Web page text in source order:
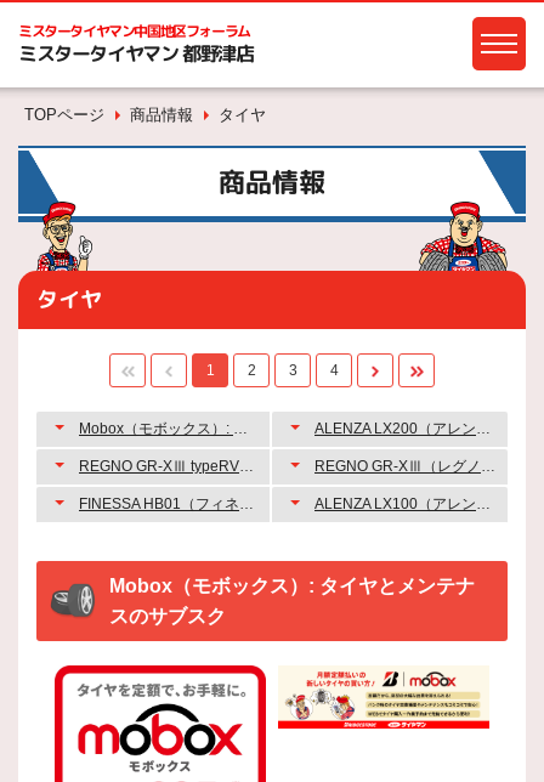
ミスタータイヤマン中国地区フォーラム
ミスタータイヤマン 都野津店
TOPページ 商品情報 タイヤ
商品情報
タイヤ
1 2 3 4
Mobox（モボックス）: タイヤとメンテナスのサブスク ALENZA LX200（アレンザ エルエックス ニヒャク）
REGNO GR-XⅢ typeRV（レグノ ジーアール・クロススリー タイプアールブイ） REGNO GR-XⅢ（レグノ ジーアール・クロススリー）
FINESSA HB01（フィネッサ エイチビー ゼロワン） ALENZA LX100（アレンザ エルエックス ヒャク）
Mobox（モボックス）: タイヤとメンテナ
スのサブスク